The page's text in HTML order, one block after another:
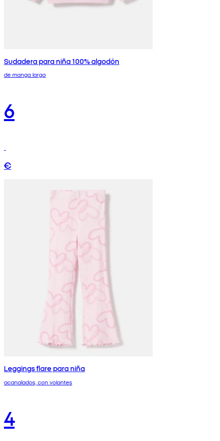
Sudadera para niña 100% algodón
de manga larga
6
€
Leggings flare para niña
acanalados, con volantes
4